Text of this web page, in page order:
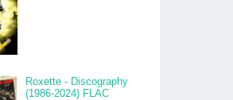
Roxette - Discography
(1986-2024) FLAC